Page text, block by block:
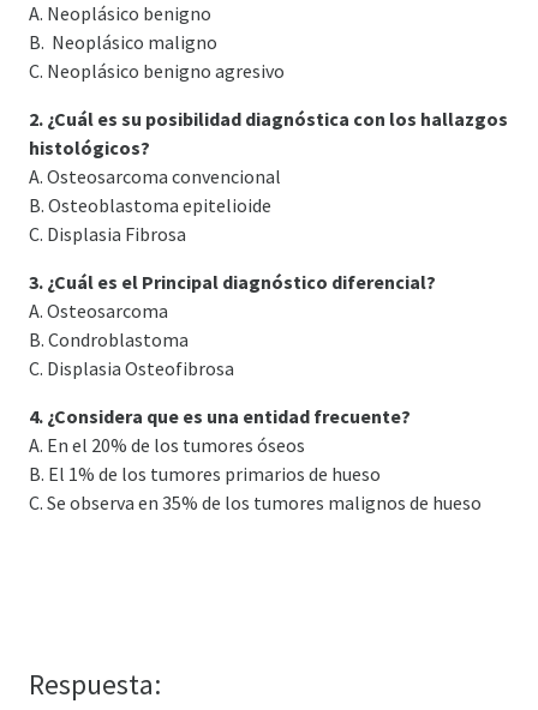
A. Neoplásico benigno
B. Neoplásico maligno
C. Neoplásico benigno agresivo
2. ¿Cuál es su posibilidad diagnóstica con los hallazgos
histológicos?
A. Osteosarcoma convencional
B. Osteoblastoma epitelioide
C. Displasia Fibrosa
3. ¿Cuál es el Principal diagnóstico diferencial?
A. Osteosarcoma
B. Condroblastoma
C. Displasia Osteofibrosa
4. ¿Considera que es una entidad frecuente?
A. En el 20% de los tumores óseos
B. El 1% de los tumores primarios de hueso
C. Se observa en 35% de los tumores malignos de hueso
Respuesta: